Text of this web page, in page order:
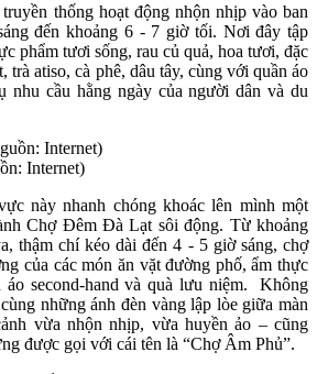
thống hoạt động nhộn nhịp vào ban
đến khoảng 6 - 7 giờ tối. Nơi đây tập
phẩm tươi sống, rau củ quả, hoa tươi, đặc
trà atiso, cà phê, dâu tây, cùng với quần áo
nhu cầu hằng ngày của người dân và du
Internet)
này nhanh chóng khoác lên mình một
Chợ Đêm Đà Lạt sôi động. Từ khoảng
thậm chí kéo dài đến 4 - 5 giờ sáng, chợ
của các món ăn vặt đường phố, ẩm thực
áo second-hand và quà lưu niệm. Không
những ánh đèn vàng lập lòe giữa màn
vừa nhộn nhịp, vừa huyền ảo – cũng
được gọi với cái tên là “Chợ Âm Phủ”.